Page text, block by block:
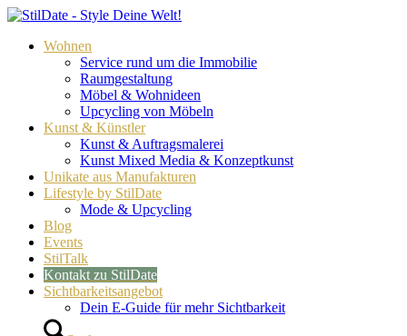
Wohnen
Service rund um die Immobilie
Raumgestaltung
Möbel & Wohnideen
Upcycling von Möbeln
Kunst & Künstler
Kunst & Auftragsmalerei
Kunst Mixed Media & Konzeptkunst
Unikate aus Manufakturen
Lifestyle by StilDate
Mode & Upcycling
Blog
Events
StilTalk
Kontakt zu StilDate
Sichtbarkeitsangebot
Dein E-Guide für mehr Sichtbarkeit